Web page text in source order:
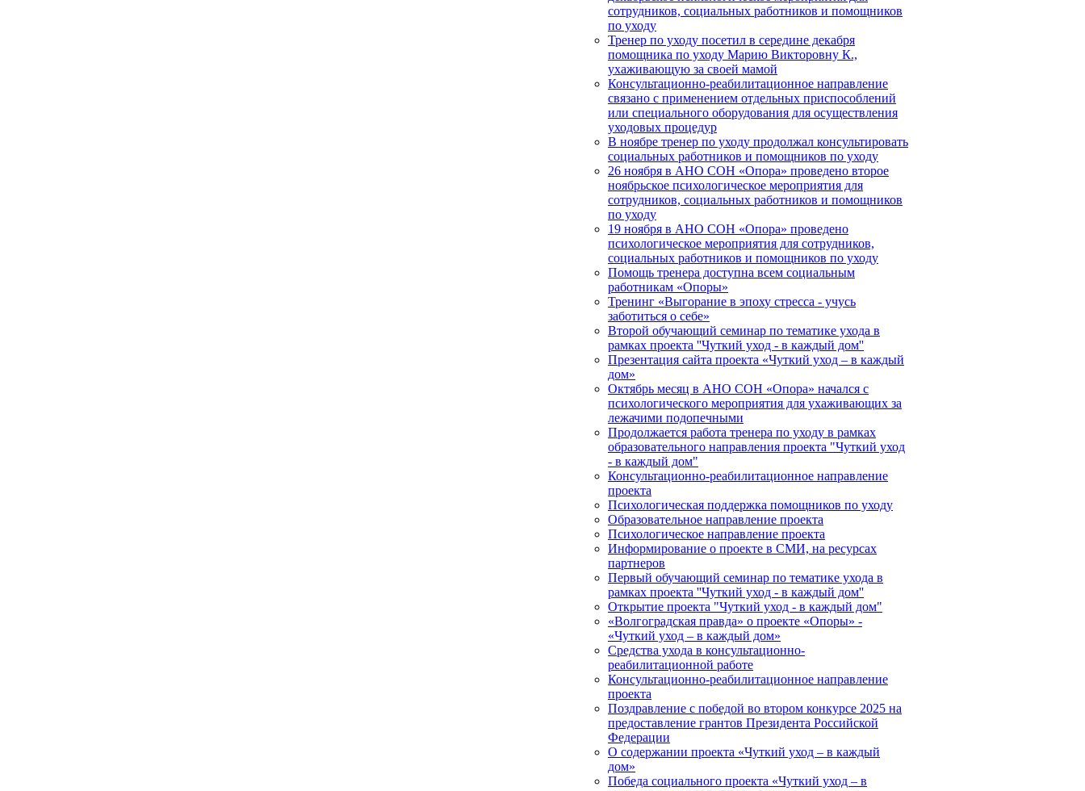
сотрудников, социальных работников и помощников
по уходу
Тренер по уходу посетил в середине декабря
помощника по уходу Марию Викторовну К.,
ухаживающую за своей мамой
Консультационно-реабилитационное направление
связано с применением отдельных приспособлений
или специального оборудования для осуществления
уходовых процедур
В ноябре тренер по уходу продолжал консультировать
социальных работников и помощников по уходу
26 ноября в АНО СОН «Опора» проведено второе
ноябрьское психологическое мероприятия для
сотрудников, социальных работников и помощников
по уходу
19 ноября в АНО СОН «Опора» проведено
психологическое мероприятия для сотрудников,
социальных работников и помощников по уходу
Помощь тренера доступна всем социальным
работникам «Опоры»
Тренинг «Выгорание в эпоху стресса - учусь
заботиться о себе»
Второй обучающий семинар по тематике ухода в
рамках проекта ''Чуткий уход - в каждый дом''
Презентация сайта проекта «Чуткий уход – в каждый
дом»
Октябрь месяц в АНО СОН «Опора» начался с
психологического мероприятия для ухаживающих за
лежачими подопечными
Продолжается работа тренера по уходу в рамках
образовательного направления проекта "Чуткий уход
- в каждый дом"
Консультационно-реабилитационное направление
проекта
Психологическая поддержка помощников по уходу
Образовательное направление проекта
Психологическое направление проекта
Информирование о проекте в СМИ, на ресурсах
партнеров
Первый обучающий семинар по тематике ухода в
рамках проекта ''Чуткий уход - в каждый дом''
Открытие проекта "Чуткий уход - в каждый дом"
«Волгоградская правда» о проекте «Опоры» -
«Чуткий уход – в каждый дом»
Средства ухода в консультационно-
реабилитационной работе
Консультационно-реабилитационное направление
проекта
Поздравление с победой во втором конкурсе 2025 на
предоставление грантов Президента Российской
Федерации
О содержании проекта «Чуткий уход – в каждый
дом»
Победа социального проекта «Чуткий уход – в